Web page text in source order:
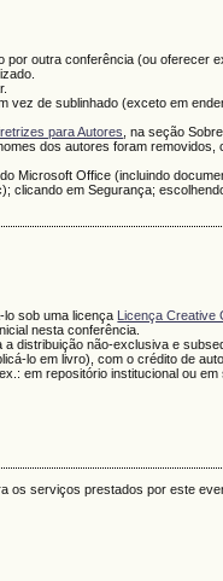
outra conferência (ou oferecer
vez de sublinhado (exceto em
para Autores , na seção
dos autores foram removidos,
Microsoft Office (incluindo
clicando em Segurança;
sob uma licença Licença Creative
nesta conferência.
distribuição não-exclusiva e
lo em livro), com o crédito de
em repositório institucional ou
serviços prestados por este